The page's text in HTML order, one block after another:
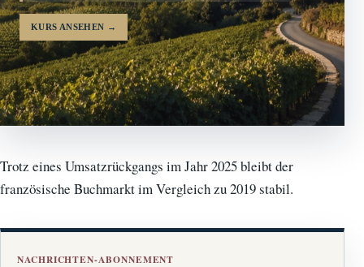
KURS ANSEHEN →
Trotz eines Umsatzrückgangs im Jahr 2025 bleibt der
französische Buchmarkt im Vergleich zu 2019 stabil.
NACHRICHTEN-ABONNEMENT